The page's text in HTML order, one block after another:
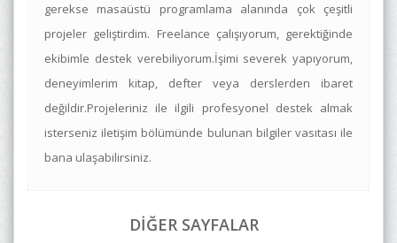
gerekse masaüstü programlama alanında çok çeşitli
projeler geliştirdim. Freelance çalışıyorum, gerektiğinde
ekibimle destek verebiliyorum.İşimi severek yapıyorum,
deneyimlerim kitap, defter veya derslerden ibaret
değildir.Projeleriniz ile ilgili profesyonel destek almak
isterseniz iletişim bölümünde bulunan bilgiler vasıtası ile
bana ulaşabilirsiniz.
DİĞER SAYFALAR